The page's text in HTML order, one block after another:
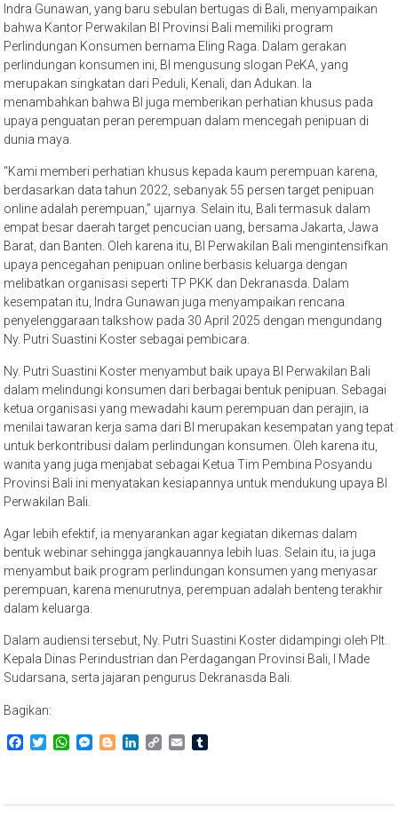
Indra Gunawan, yang baru sebulan bertugas di Bali, menyampaikan
bahwa Kantor Perwakilan BI Provinsi Bali memiliki program
Perlindungan Konsumen bernama Eling Raga. Dalam gerakan
perlindungan konsumen ini, BI mengusung slogan PeKA, yang
merupakan singkatan dari Peduli, Kenali, dan Adukan. Ia
menambahkan bahwa BI juga memberikan perhatian khusus pada
upaya penguatan peran perempuan dalam mencegah penipuan di
dunia maya.
“Kami memberi perhatian khusus kepada kaum perempuan karena,
berdasarkan data tahun 2022, sebanyak 55 persen target penipuan
online adalah perempuan,” ujarnya. Selain itu, Bali termasuk dalam
empat besar daerah target pencucian uang, bersama Jakarta, Jawa
Barat, dan Banten. Oleh karena itu, BI Perwakilan Bali mengintensifkan
upaya pencegahan penipuan online berbasis keluarga dengan
melibatkan organisasi seperti TP PKK dan Dekranasda. Dalam
kesempatan itu, Indra Gunawan juga menyampaikan rencana
penyelenggaraan talkshow pada 30 April 2025 dengan mengundang
Ny. Putri Suastini Koster sebagai pembicara.
Ny. Putri Suastini Koster menyambut baik upaya BI Perwakilan Bali
dalam melindungi konsumen dari berbagai bentuk penipuan. Sebagai
ketua organisasi yang mewadahi kaum perempuan dan perajin, ia
menilai tawaran kerja sama dari BI merupakan kesempatan yang tepat
untuk berkontribusi dalam perlindungan konsumen. Oleh karena itu,
wanita yang juga menjabat sebagai Ketua Tim Pembina Posyandu
Provinsi Bali ini menyatakan kesiapannya untuk mendukung upaya BI
Perwakilan Bali.
Agar lebih efektif, ia menyarankan agar kegiatan dikemas dalam
bentuk webinar sehingga jangkauannya lebih luas. Selain itu, ia juga
menyambut baik program perlindungan konsumen yang menyasar
perempuan, karena menurutnya, perempuan adalah benteng terakhir
dalam keluarga.
Dalam audiensi tersebut, Ny. Putri Suastini Koster didampingi oleh Plt.
Kepala Dinas Perindustrian dan Perdagangan Provinsi Bali, I Made
Sudarsana, serta jajaran pengurus Dekranasda Bali.
Bagikan:
Facebook
TwitterWhatsApp
Messenger
BloggerLinkedIn
CopyEmail